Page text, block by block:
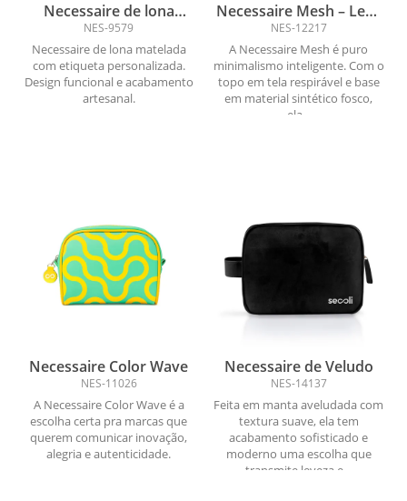
Necessaire de lona
matelada com etiqueta
personalizada
NES-9579
Necessaire de lona matelada
com etiqueta personalizada.
Design funcional e acabamento
artesanal.
Necessaire Mesh – Leve
e Atemporal
NES-12217
A Necessaire Mesh é puro
minimalismo inteligente. Com o
topo em tela respirável e base
em material sintético fosco,
ela...
Necessaire Color Wave
NES-11026
A Necessaire Color Wave é a
escolha certa pra marcas que
querem comunicar inovação,
alegria e autenticidade.
Necessaire de Veludo
NES-14137
Feita em manta aveludada com
textura suave, ela tem
acabamento sofisticado e
moderno uma escolha que
transmite leveza e...